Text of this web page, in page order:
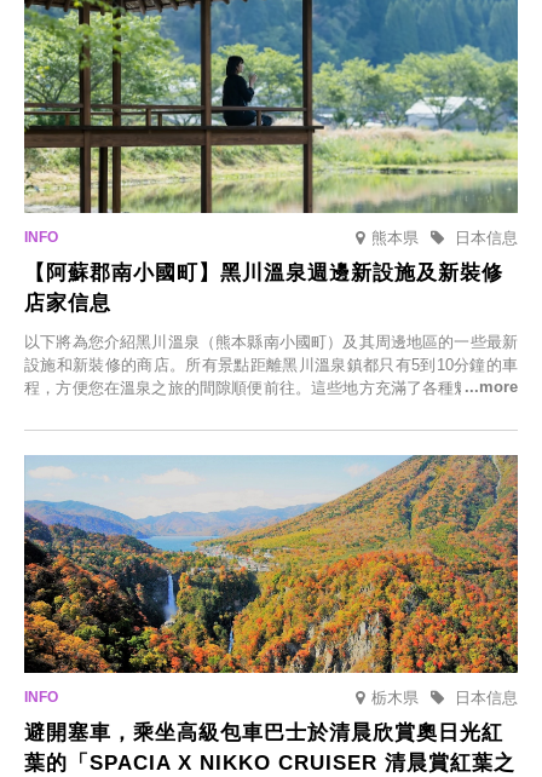
熊本県 日本信息
【阿蘇郡南小國町】黑川溫泉週邊新設施及新裝修
店家信息
以下將為您介紹黑川溫泉（熊本縣南小國町）及其周邊地區的一些最新
設施和新裝修的商店。所有景點距離黑川溫泉鎮都只有5到10分鐘的車
程，方便您在溫泉之旅的間隙順便前往。這些地方充滿了各種魅力，包
食材的餐廳。讓您體驗黑川溫泉的全新樂趣。
栃木県 日本信息
避開塞車，乘坐高級包車巴士於清晨欣賞奧日光紅
葉的「SPACIA X NIKKO CRUISER 清晨賞紅葉之